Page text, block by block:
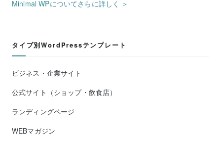
Minimal WPについてさらに詳しく ＞
タイプ別WordPressテンプレート
ビジネス・企業サイト
公式サイト（ショップ・飲食店）
ランディングページ
WEBマガジン